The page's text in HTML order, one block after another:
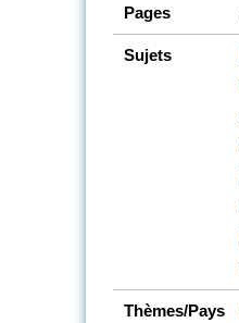
Pages
Sujets
Thèmes/Pays